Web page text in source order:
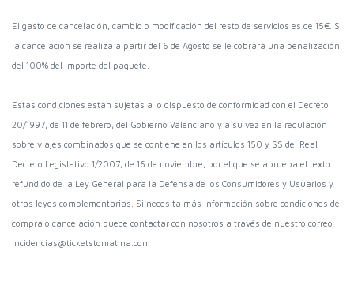
El gasto de cancelación, cambio o modificación del resto de servicios es de 15€. Si
la cancelación se realiza a partir del 6 de Agosto se le cobrará una penalización
del 100% del importe del paquete.
Estas condiciones están sujetas a lo dispuesto de conformidad con el Decreto
20/1997, de 11 de febrero, del Gobierno Valenciano y a su vez en la regulación
sobre viajes combinados que se contiene en los artículos 150 y SS del Real
Decreto Legislativo 1/2007, de 16 de noviembre, por el que se aprueba el texto
refundido de la Ley General para la Defensa de los Consumidores y Usuarios y
otras leyes complementarias. Si necesita más información sobre condiciones de
compra o cancelación puede contactar con nosotros a través de nuestro correo
incidencias@ticketstomatina.com